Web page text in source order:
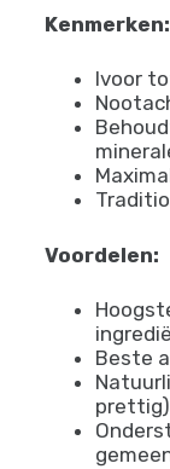
Kenmerken:
Ivoor
Voordelen:
Beste
prettig)